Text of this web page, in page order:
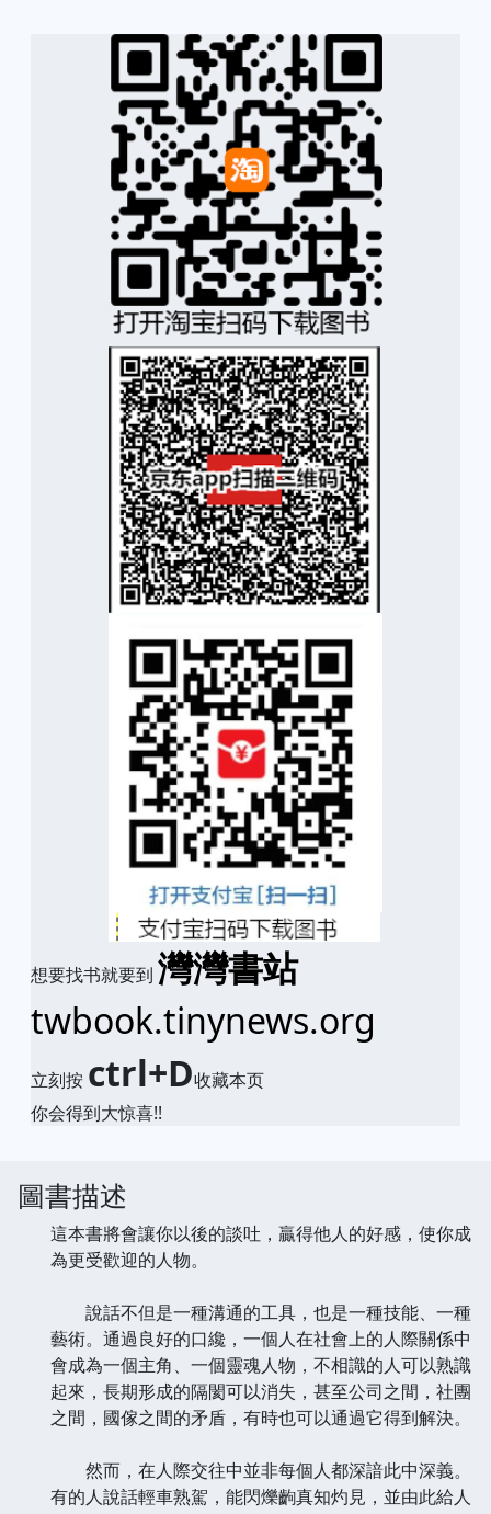
想要找书就要到 灣灣書站
twbook.tinynews.org
立刻按 ctrl+D收藏本页
你会得到大惊喜!!
圖書描述
這本書將會讓你以後的談吐，贏得他人的好感，使你成
為更受歡迎的人物。
說話不但是一種溝通的工具，也是一種技能、一種
藝術。通過良好的口纔，一個人在社會上的人際關係中
會成為一個主角、一個靈魂人物，不相識的人可以熟識
起來，長期形成的隔閡可以消失，甚至公司之間，社團
之間，國傢之間的矛盾，有時也可以通過它得到解決。
然而，在人際交往中並非每個人都深諳此中深義。
有的人說話輕車熟駕，能閃爍齣真知灼見，並由此給人